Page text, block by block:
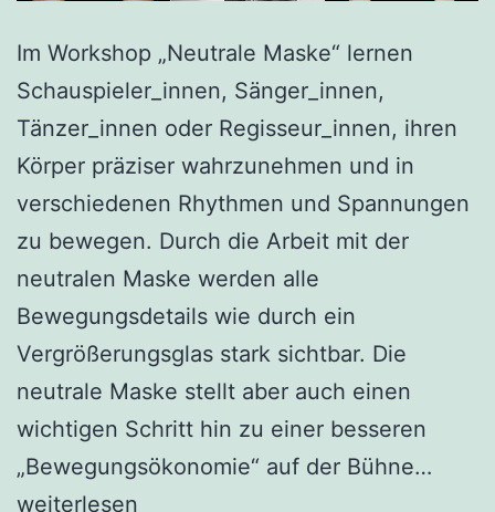
Im Workshop „Neutrale Maske“ lernen
Schauspieler_innen, Sänger_innen,
Tänzer_innen oder Regisseur_innen, ihren
Körper präziser wahrzunehmen und in
verschiedenen Rhythmen und Spannungen
zu bewegen. Durch die Arbeit mit der
neutralen Maske werden alle
Bewegungsdetails wie durch ein
Vergrößerungsglas stark sichtbar. Die
neutrale Maske stellt aber auch einen
wichtigen Schritt hin zu einer besseren
„Bewegungsökonomie“ auf der Bühne…
weiterlesen